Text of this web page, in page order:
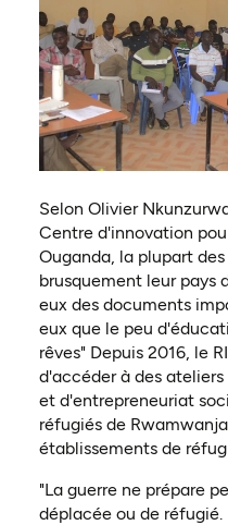
Selon Olivier
Centre d'innovation
Ouganda, la plupart
brusquement leur pays
eux des documents
eux que le peu
rêves" Depuis 2016, le
d'accéder à des
et d'entrepreneuriat
réfugiés de
établissements de
"La guerre ne prépare
déplacée ou de réfugié.